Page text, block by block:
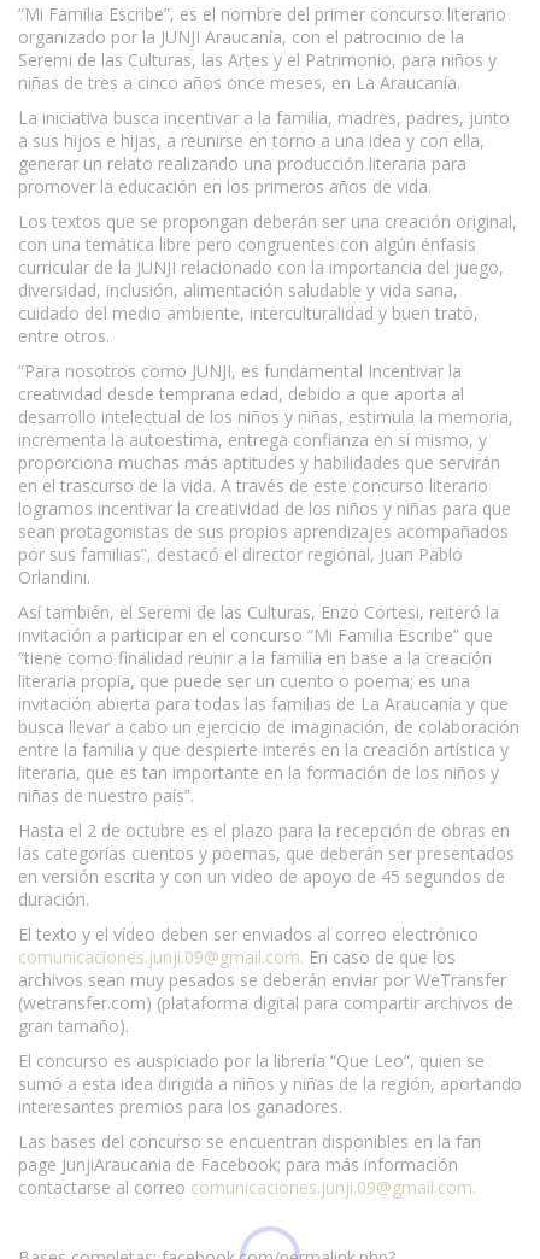
“Mi Familia Escribe”, es el nombre del primer concurso literario
organizado por la JUNJI Araucanía, con el patrocinio de la
Seremi de las Culturas, las Artes y el Patrimonio, para niños y
niñas de tres a cinco años once meses, en La Araucanía.
La iniciativa busca incentivar a la familia, madres, padres, junto
a sus hijos e hijas, a reunirse en torno a una idea y con ella,
generar un relato realizando una producción literaria para
promover la educación en los primeros años de vida.
Los textos que se propongan deberán ser una creación original,
con una temática libre pero congruentes con algún énfasis
curricular de la JUNJI relacionado con la importancia del juego,
diversidad, inclusión, alimentación saludable y vida sana,
cuidado del medio ambiente, interculturalidad y buen trato,
entre otros.
“Para nosotros como JUNJI, es fundamental Incentivar la
creatividad desde temprana edad, debido a que aporta al
desarrollo intelectual de los niños y niñas, estimula la memoria,
incrementa la autoestima, entrega confianza en sí mismo, y
proporciona muchas más aptitudes y habilidades que servirán
en el trascurso de la vida. A través de este concurso literario
logramos incentivar la creatividad de los niños y niñas para que
sean protagonistas de sus propios aprendizajes acompañados
por sus familias”, destacó el director regional, Juan Pablo
Orlandini.
Así también, el Seremi de las Culturas, Enzo Cortesi, reiteró la
invitación a participar en el concurso “Mi Familia Escribe” que
“tiene como finalidad reunir a la familia en base a la creación
literaria propia, que puede ser un cuento o poema; es una
invitación abierta para todas las familias de La Araucanía y que
busca llevar a cabo un ejercicio de imaginación, de colaboración
entre la familia y que despierte interés en la creación artística y
literaria, que es tan importante en la formación de los niños y
niñas de nuestro país”.
Hasta el 2 de octubre es el plazo para la recepción de obras en
las categorías cuentos y poemas, que deberán ser presentados
en versión escrita y con un video de apoyo de 45 segundos de
duración.
El texto y el vídeo deben ser enviados al correo electrónico
comunicaciones.junji.09@gmail.com. En caso de que los
archivos sean muy pesados se deberán enviar por WeTransfer
(wetransfer.com) (plataforma digital para compartir archivos de
gran tamaño).
El concurso es auspiciado por la librería “Que Leo”, quien se
sumó a esta idea dirigida a niños y niñas de la región, aportando
interesantes premios para los ganadores.
Las bases del concurso se encuentran disponibles en la fan
page JunjiAraucania de Facebook; para más información
contactarse al correo comunicaciones.junji.09@gmail.com.